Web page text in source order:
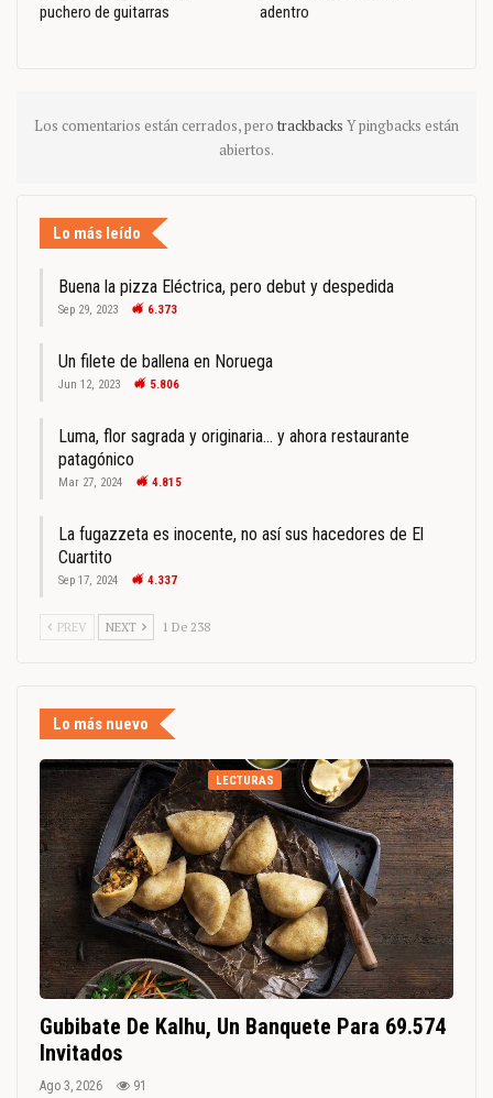
puchero de guitarras
adentro
Los comentarios están cerrados, pero trackbacks Y pingbacks están
abiertos.
Lo más leído
Buena la pizza Eléctrica, pero debut y despedida
Sep 29, 2023 6.373
Un filete de ballena en Noruega
Jun 12, 2023 5.806
Luma, flor sagrada y originaria… y ahora restaurante
patagónico
Mar 27, 2024 4.815
La fugazzeta es inocente, no así sus hacedores de El
Cuartito
Sep 17, 2024 4.337
PREV NEXT 1 De 238
Lo más nuevo
LECTURAS
Gubibate De Kalhu, Un Banquete Para 69.574
Invitados
Ago 3, 2026 91